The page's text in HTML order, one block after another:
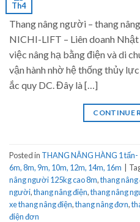
Th4
Thang nâng người – thang
NICHI-LIFT – Liên doanh
việc nâng hạ bằng điện và di
vận hành nhờ hệ thống thủy
ắc quy DC. Đây là […]
CONTINUE
Posted in THANG NÂNG HÀNG 1 tấn-
6m, 8m, 9m, 10m, 12m, 14m, 16m
nâng người 125kg cao 8m,thang nâng
người,thang nâng điện,thang nâng
xe thang nâng điện,thang nâng đơn,
điện đơn